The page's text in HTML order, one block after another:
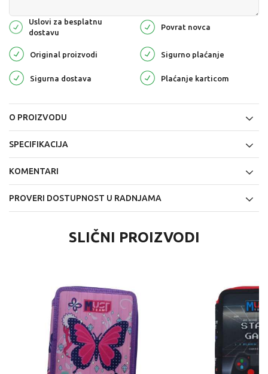
Uslovi za besplatnu
dostavu
Povrat novca
Original proizvodi Sigurno plaćanje
Sigurna dostava Plaćanje karticom
O PROIZVODU
SPECIFIKACIJA
KOMENTARI
PROVERI DOSTUPNOST U RADNJAMA
SLIČNI PROIZVODI